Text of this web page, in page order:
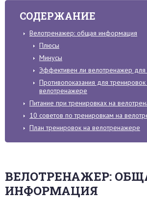
СОДЕРЖАНИЕ
Велотренажер: общая информация
Плюсы
Минусы
Эффективен ли велотренажер для
Противопоказания для тренировок
велотренажере
Питание при тренировках на
10 советов по тренировкам на
План тренировок на велотренажере
ВЕЛОТРЕНАЖЕР:
ИНФОРМАЦИЯ